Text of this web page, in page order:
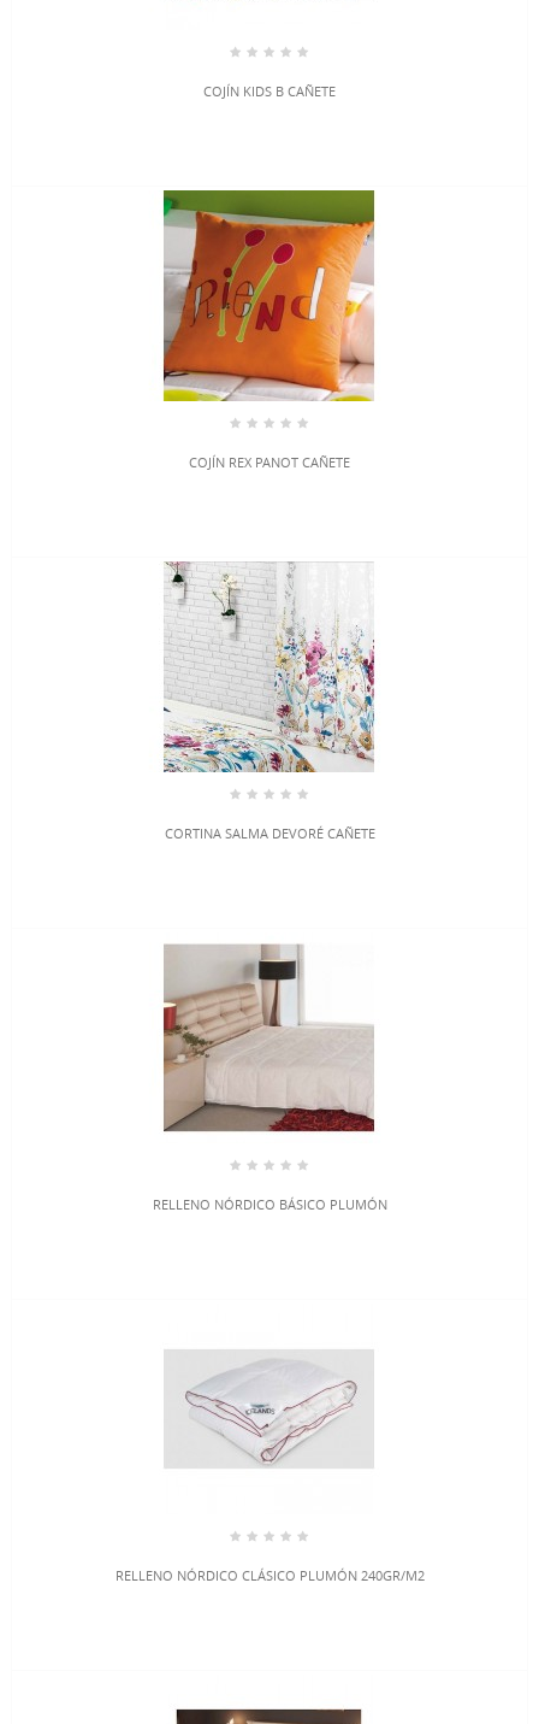
COJÍN KIDS B CAÑETE
COJÍN REX PANOT CAÑETE
CORTINA SALMA DEVORÉ CAÑETE
RELLENO NÓRDICO BÁSICO PLUMÓN
RELLENO NÓRDICO CLÁSICO PLUMÓN 240GR/M2